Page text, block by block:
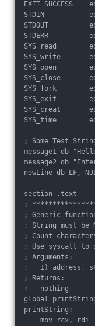
EXIT_SUCCESS
STDIN
STDOUT
STDERR
SYS_read
SYS_write
SYS_open
SYS_close
SYS_fork
SYS_exit
SYS_creat
SYS_time
; Some Test
message1 db
message2 db
newLine db LF,
section .text
;
; Generic
; String must be
; Count
; Use syscall to
; Arguments:
;   1) address,
; Returns:
;   nothing
global
printString:
    mov rcx, rdi